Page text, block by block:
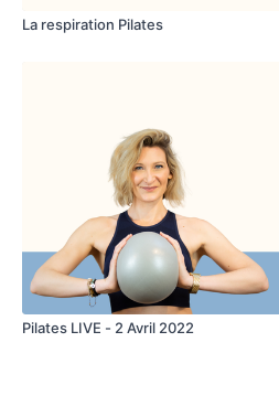
La respiration Pilates
Pilates LIVE - 2 Avril 2022